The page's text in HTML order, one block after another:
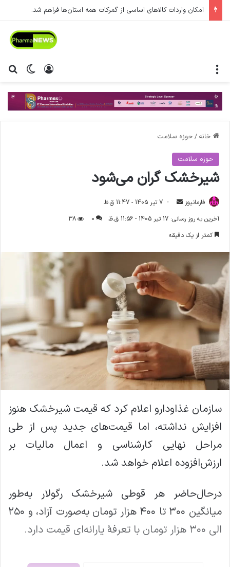
امکان واردات کالاهای اساسی از گمرکات همه استان‌ها فراهم شد.
تغییر ورود
خانه / حوزه سلامت
حوزه سلامت
شیرخشک گران می‌شود
فارمانیوز
ا
ل
ی
ی
ل
7 تیر 1405 - 11:47 ق.ظ
آخرین به روز رسانی: 17 تیر 1405 - 11:56 ق.ظ
0
38
کمتر از یک دقیقه
سازمان غذاودارو اعلام کرد که قیمت شیرخشک هنوز
افزایش نداشته، اما قیمت‌های جدید پس از طی
مراحل نهایی کارشناسی و اعمال مالیات بر
ارزش‌افزوده اعلام خواهد شد.
درحال‌حاضر هر قوطی شیرخشک رگولار به‌طور
میانگین ۳۰۰ تا ۴۰۰ هزار تومان به‌صورت آزاد، و ۲۵۰
الی ۳۰۰ هزار تومان با تعرفۀ یارانه‌ای قیمت دارد.